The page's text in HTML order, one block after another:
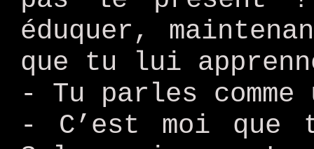
éduquer,
que tu lui
- Tu parles
- C’est moi